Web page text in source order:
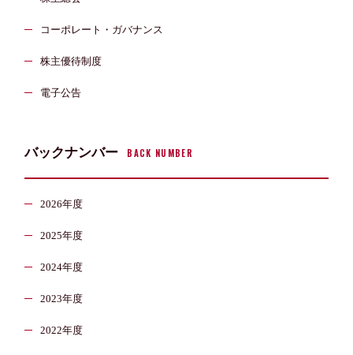
コーポレート・ガバナンス
株主優待制度
電子公告
バックナンバー BACK NUMBER
2026年度
2025年度
2024年度
2023年度
2022年度